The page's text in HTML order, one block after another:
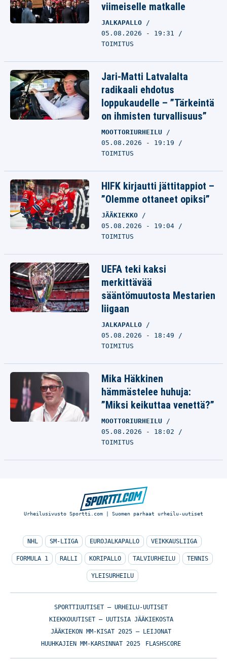
viimeiselle matkalle
JALKAPALLO
05.08.2026 - 19:31
TOIMITUS
Jari-Matti Latvalalta
radikaali ehdotus
loppukaudelle – ”Tärkeintä
on ihmisten turvallisuus”
MOOTTORIURHEILU
05.08.2026 - 19:19
TOIMITUS
HIFK kirjautti jättitappiot –
”Olemme ottaneet opiksi”
JÄÄKIEKKO
05.08.2026 - 19:04
TOIMITUS
UEFA teki kaksi
merkittävää
sääntömuutosta Mestarien
liigaan
JALKAPALLO
05.08.2026 - 18:49
TOIMITUS
Mika Häkkinen
hämmästelee huhuja:
”Miksi keikuttaa venettä?”
MOOTTORIURHEILU
05.08.2026 - 18:02
TOIMITUS
Urheilusivusto Sportti.com | Suomen parhaat urheilu-uutiset
NHL SM-LIIGA EUROJALKAPALLO VEIKKAUSLIIGA
FORMULA 1 RALLI KORIPALLO TALVIURHEILU TENNIS
YLEISURHEILU
SPORTTIUUTISET – URHEILU-UUTISET
KIEKKOUUTISET – UUTISIA JÄÄKIEKOSTA
JÄÄKIEKON MM-KISAT 2025 – LEIJONAT
HUUHKAJIEN MM-KARSINNAT 2025
FLASHSCORE